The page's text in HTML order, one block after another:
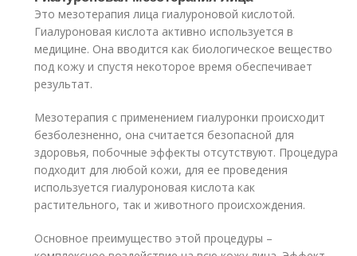
Это мезотерапия лица гиалуроновой кислотой.
Гиалуроновая кислота активно используется в
медицине. Она вводится как биологическое вещество
под кожу и спустя некоторое время обеспечивает
результат.
Мезотерапия с применением гиалуронки происходит
безболезненно, она считается безопасной для
здоровья, побочные эффекты отсутствуют. Процедура
подходит для любой кожи, для ее проведения
используется гиалуроновая кислота как
растительного, так и животного происхождения.
Основное преимущество этой процедуры –